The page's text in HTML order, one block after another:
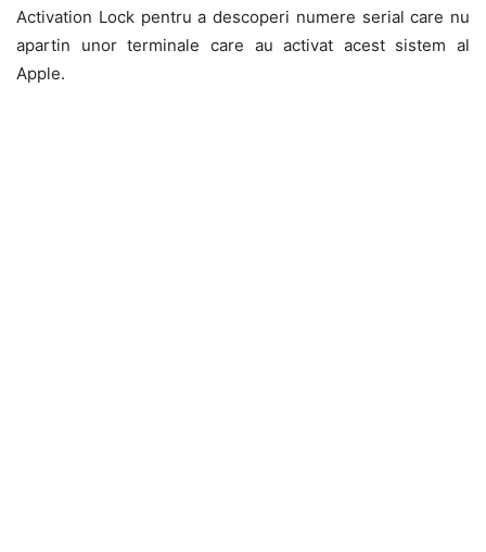
Activation Lock pentru a descoperi numere serial care nu
apartin unor terminale care au activat acest sistem al
Apple.